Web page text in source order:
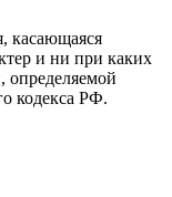
касающаяся
и ни при каких
определяемой
кодекса РФ.